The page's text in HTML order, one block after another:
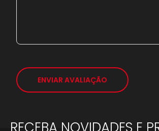
ENVIAR AVALIAÇÃO